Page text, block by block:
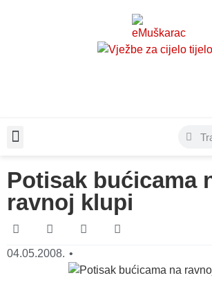
Potisak bućicama
ravnoj klupi
04.05.2008. •